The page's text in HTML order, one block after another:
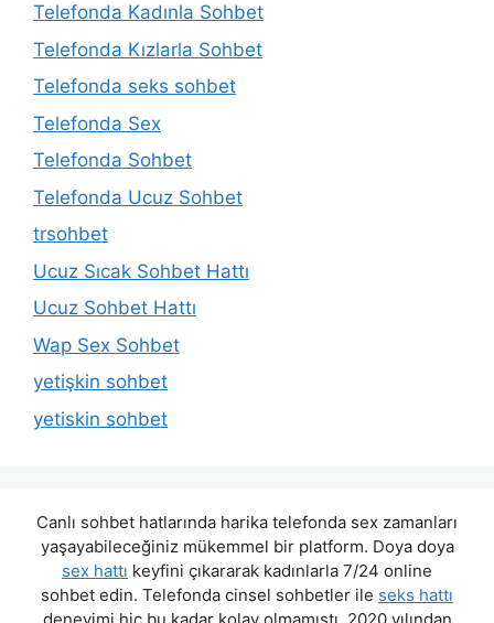
Telefonda Kadınla Sohbet
Telefonda Kızlarla Sohbet
Telefonda seks sohbet
Telefonda Sex
Telefonda Sohbet
Telefonda Ucuz Sohbet
trsohbet
Ucuz Sıcak Sohbet Hattı
Ucuz Sohbet Hattı
Wap Sex Sohbet
yetişkin sohbet
yetiskin sohbet
Canlı sohbet hatlarında harika telefonda sex zamanları
yaşayabileceğiniz mükemmel bir platform. Doya doya
sex hattı keyfini çıkararak kadınlarla 7/24 online
sohbet edin. Telefonda cinsel sohbetler ile seks hattı
deneyimi hiç bu kadar kolay olmamıştı. 2020 yılından